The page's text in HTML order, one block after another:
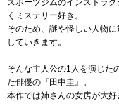
スポーツジムのインストラ
くミステリー好き。
そのため、謎や怪しい人物
していきます。
そんな主人公の1人を演じた
た俳優の『田中圭』。
本作では姉さんの女房が大好